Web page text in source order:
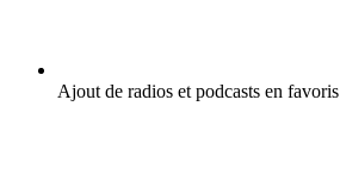
Ajout de radios et podcasts en favoris